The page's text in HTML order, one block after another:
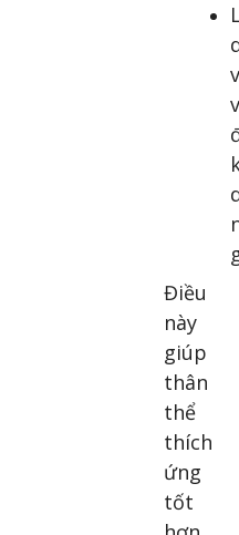
Điều
này
giúp
thân
thể
thích
ứng
tốt